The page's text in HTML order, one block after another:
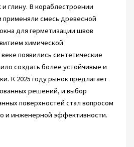
глину. В кораблестроении
смесь древесной
для герметизации швов
химической
появились синтетические
создать более устойчивые и
К 2025 году рынок предлагает
решений, и выбор
поверхностей стал вопросом
и инженерной эффективности.